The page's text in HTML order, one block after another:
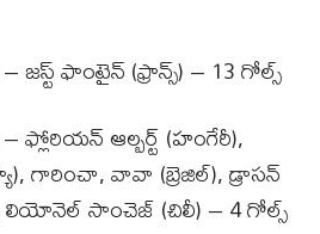
జస్ట్ ఫాంటైన్ (ఫ్రాన్స్) – 13 గోల్స్
ఫ్లోరియన్ ఆల్బర్ట్ (హంగేరీ),
గారించా, వావా (బ్రెజిల్), డ్రాసన్
సాంచెజ్ (చిలీ) – 4 గోల్స్